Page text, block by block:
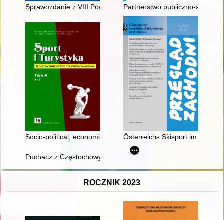
Sprawozdanie z VIII Powszechnego Zjazdu Archiwistów
Partnerstwo publiczno-
Socio-political, economic and image-related aspects of
Österreichs Skisport im
Puchacz z Częstochowy : porucznik pilot Hieronim Dudwał
ROCZNIK 2023